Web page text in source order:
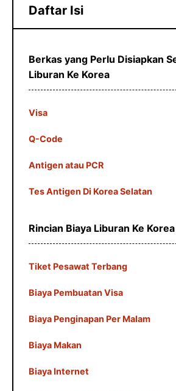
Daftar Isi
Berkas yang Perlu Disiapkan
Liburan Ke Korea
Visa
Q-Code
Antigen atau PCR
Tes Antigen Di Korea Selatan
Rincian Biaya Liburan Ke
Tiket Pesawat Terbang
Biaya Pembuatan Visa
Biaya Penginapan Per Malam
Biaya Makan
Biaya Internet